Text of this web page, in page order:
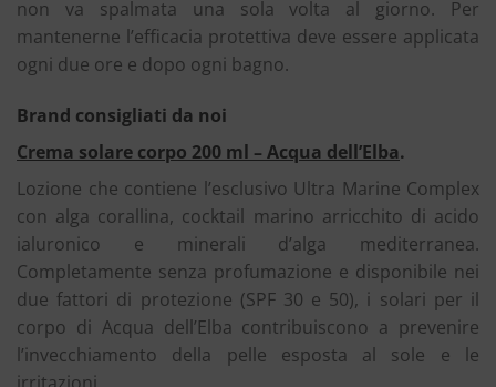
non va spalmata una sola volta al giorno. Per
mantenerne l’efficacia protettiva deve essere applicata
ogni due ore e dopo ogni bagno.
Brand consigliati da noi
Crema solare corpo 200 ml – Acqua dell’Elba.
Lozione che contiene l’esclusivo Ultra Marine Complex
con alga corallina, cocktail marino arricchito di acido
ialuronico e minerali d’alga mediterranea.
Completamente senza profumazione e disponibile nei
due fattori di protezione (SPF 30 e 50), i solari per il
corpo di Acqua dell’Elba contribuiscono a prevenire
l’invecchiamento della pelle esposta al sole e le